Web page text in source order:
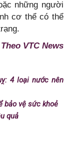
những người
cơ thể có thể
Theo VTC News
4 loại nước nên
bảo vệ sức khoẻ
quả